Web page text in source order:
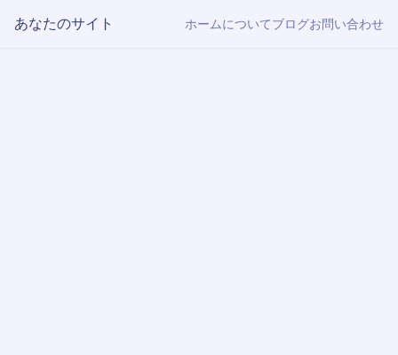
あなたのサイト ホームについてブログお問い合わせ